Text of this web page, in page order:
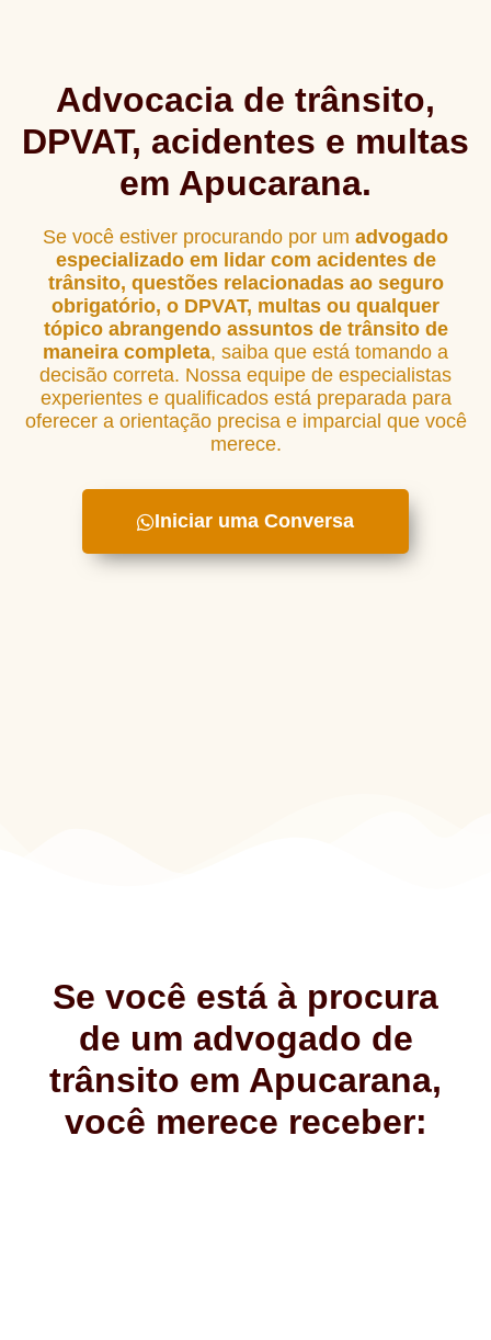
Advocacia de trânsito,
DPVAT, acidentes e multas
em Apucarana.
Se você estiver procurando por um advogado
especializado em lidar com acidentes de
trânsito, questões relacionadas ao seguro
obrigatório, o DPVAT, multas ou qualquer
tópico abrangendo assuntos de trânsito de
maneira completa, saiba que está tomando a
decisão correta. Nossa equipe de especialistas
experientes e qualificados está preparada para
oferecer a orientação precisa e imparcial que você
merece.
Iniciar uma Conversa
Se você está à procura
de um advogado de
trânsito em Apucarana,
você merece receber: